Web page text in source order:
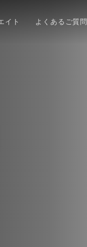
イト よくあるご質問